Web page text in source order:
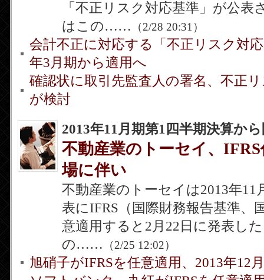
「不正リスク対応基準」が公表
はこの…… （2/28 20:31）
会計不正に対応する「不正リスク対
年3月期から適用へ
確認状に取引先監査人の署名、不正
が検討
2013年11月期第1四半期決算か
不動産業のトーセイ、
場に伴い
不動産業のトーセイは2013年11
表にIFRS（国際財務報告基準、
意適用すると2月22日に発表し
の…… （2/25 12:02）
旭硝子がIFRSを任意適用、2013年12